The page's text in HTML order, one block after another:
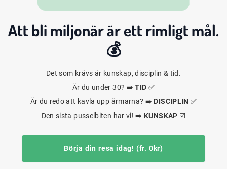
Att bli miljonärär ett rimligt mål.
💰
Det som krävs är kunskap, disciplin & tid.
Är du under 30? ➡️TID ✅
Är du redo att kavla upp ärmarna? ➡️ DISCIPLIN ✅
Den sista pusselbiten har vi! ➡️ KUNSKAP ☑️
Börja din resa idag! (fr. 0kr)